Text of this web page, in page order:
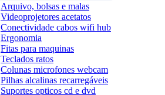
Arquivo, bolsas e malas
Videoprojetores acetatos
Conectividade cabos wifi hub
Ergonomia
Fitas para maquinas
Teclados ratos
Colunas microfones webcam
Pilhas alcalinas recarregáveis
Suportes opticos cd e dvd